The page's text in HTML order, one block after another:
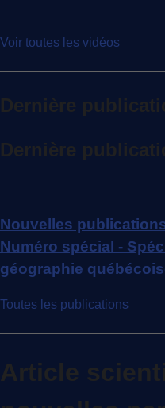
Voir toutes les vidéos
Dernière
Dernière
Nouvelles publications
Numéro spécial -
géographie
Toutes les publications
Article